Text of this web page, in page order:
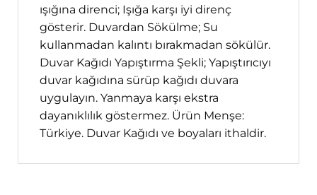
ışığına direnci; Işığa karşı iyi direnç
gösterir. Duvardan Sökülme; Su
kullanmadan kalıntı bırakmadan sökülür.
Duvar Kağıdı Yapıştırma Şekli; Yapıştırıcıyı
duvar kağıdına sürüp kağıdı duvara
uygulayın. Yanmaya karşı ekstra
dayanıklılık göstermez. Ürün Menşe:
Türkiye. Duvar Kağıdı ve boyaları ithaldir.